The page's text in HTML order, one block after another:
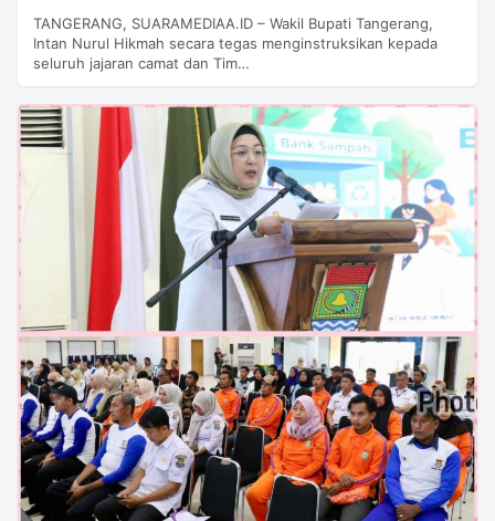
TANGERANG, SUARAMEDIAA.ID – Wakil Bupati Tangerang,
Intan Nurul Hikmah secara tegas menginstruksikan kepada
seluruh jajaran camat dan Tim…